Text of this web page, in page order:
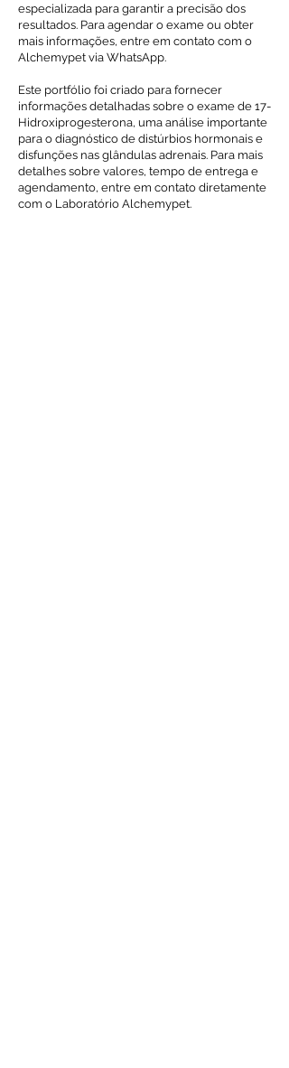
especializada para garantir a precisão dos
resultados. Para agendar o exame ou obter
mais informações, entre em contato com o
Alchemypet via WhatsApp.
Este portfólio foi criado para fornecer
informações detalhadas sobre o exame de 17-
Hidroxiprogesterona, uma análise importante
para o diagnóstico de distúrbios hormonais e
disfunções nas glândulas adrenais. Para mais
detalhes sobre valores, tempo de entrega e
agendamento, entre em contato diretamente
com o Laboratório Alchemypet.